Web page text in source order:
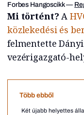
Forbes Hangoscikk—
Mi történt? A
közlekedési és
felmentette Dányi
vezérigazgató-
Több ebből
Két újabb helyettes